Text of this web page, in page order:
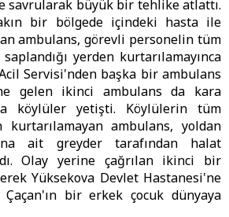
savrularak büyük bir tehlike atlattı.
bir bölgede içindeki hasta ile
ambulans, görevli personelin tüm
yerden kurtarılamayınca
Servisi'nden başka bir ambulans
gelen ikinci ambulans da kara
köylüler yetişti. Köylülerin tüm
kurtarılamayan ambulans, yoldan
ait greyder tarafından halat
Olay yerine çağrılan ikinci bir
Yüksekova Devlet Hastanesi'ne
Çaçan'ın bir erkek çocuk dünyaya